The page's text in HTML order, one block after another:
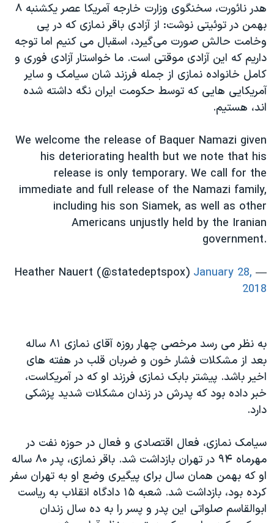
همایش محافظه‌کاران آمریکا «سی‌پک»
صفحه‌های ویژه
سفر پرزیدنت ترامپ به چین
هدر نائورت، سخنگوی وزارت خارجه آمریکا عصر یکشنبه ۸
بهمن در توئیتی نوشت: از آزادی باقر نمازی که در پی
وخامت حالش صورت می‌گیرد، اسقبال می کنیم اما توجه
داریم که این آزادی موقتی است. ما خواستار آزادی فوری و
کامل خانواده نمازی از جمله فرزند شان سیامک و سایر
آمریکایی هایی که توسط حکومت ایران نگه داشته شده
اند، هستیم.
We welcome the release of Baquer Namazi given
his deteriorating health but we note that his
release is only temporary. We call for the
immediate and full release of the Namazi family,
including his son Siamek, as well as other
Americans unjustly held by the Iranian
government.
— Heather Nauert (@statedeptspox)
January 28,
2018
به نظر می رسد مرخصی چهار روزه آقای نمازی ۸۱ ساله
بعد از مشکلات فشار خون و ضربان قلب در هفته های
اخیر باشد. پیشتر بابک نمازی فرزند او که در آمریکاست،
خبر داده بود که پدرش در زندان مشکلات شدید پزشکی
دارد.
سیامک نمازی، فعال اقتصادی و فعال در حوزه نفت در
مهرماه ۹۴ در تهران بازداشت شد. باقر نمازی، پدر ۸۰ ساله
او که بهمن همان سال برای پیگیری وضع او به تهران سفر
کرده بود، بازداشت شد. شعبه ۱۵ دادگاه انقلاب به ریاست
ابوالقاسم صلواتی این پدر و پسر را به ده سال زندان